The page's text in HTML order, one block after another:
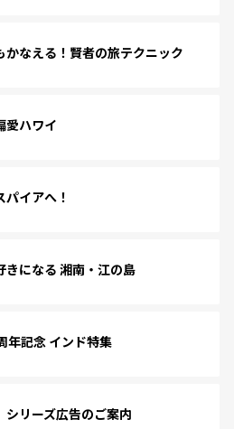
かなえる！賢者の旅テクニック
ハワイ
イアへ！
きになる 湘南・江の島
年記念 インド特集
シリーズ広告のご案内